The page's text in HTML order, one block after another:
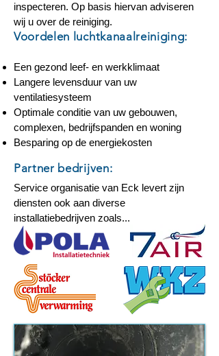
inspecteren. Op basis hiervan adviseren
wij u over de reiniging.
Een gezond leef- en werkklimaat
Langere levensduur van uw
ventilatiesysteem
Optimale conditie van uw gebouwen,
complexen, bedrijfspanden en woning
Besparing op de energiekosten
Service organisatie van Eck levert zijn
diensten ook aan diverse
installatiebedrijven zoals...
Voordelen luchtkanaalreiniging:
Partner bedrijven: